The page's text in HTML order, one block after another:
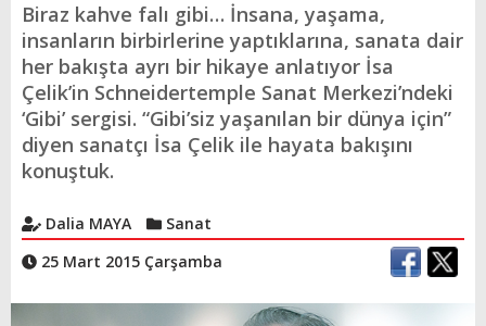
Biraz kahve falı gibi… İnsana, yaşama,
insanların birbirlerine yaptıklarına, sanata dair
her bakışta ayrı bir hikaye anlatıyor İsa
Çelik’in Schneidertemple Sanat Merkezi’ndeki
‘Gibi’ sergisi. “Gibi’siz yaşanılan bir dünya için”
diyen sanatçı İsa Çelik ile hayata bakışını
konuştuk.
Dalia MAYA
Sanat
25 Mart 2015 Çarşamba